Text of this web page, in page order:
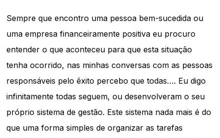
Sempre que encontro uma pessoa bem-sucedida ou
uma empresa financeiramente positiva eu procuro
entender o que aconteceu para que esta situação
tenha ocorrido, nas minhas conversas com as pessoas
responsáveis pelo êxito percebo que todas…. Eu digo
infinitamente todas seguem, ou desenvolveram o seu
próprio sistema de gestão. Este sistema nada mais é do
que uma forma simples de organizar as tarefas